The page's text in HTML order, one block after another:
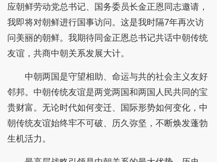
应朝鲜劳动党总书记、国务委员长金正恩同志邀请，
我即将对朝鲜进行国事访问。这是我时隔7年再次访
问美丽的朝鲜。我期待同金正恩总书记共话中朝传统
友谊，共商中朝关系发展大计。
中朝两国是守望相助、命运与共的社会主义友好
邻邦。中朝传统友谊是两党两国和两国人民共同的宝
贵财富。无论时代如何变迁、国际形势如何变化，中
朝传统友谊始终牢不可破、历久弥坚，不断焕发蓬勃
生机活力。